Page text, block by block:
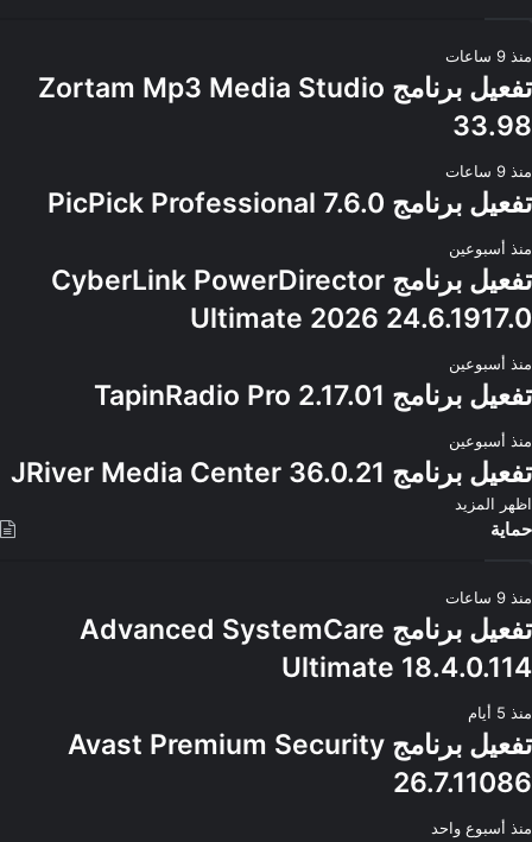
منذ 9 ساعات
تفعيل برنامج Zortam Mp3 Media Studio
33.98
منذ 9 ساعات
تفعيل برنامج PicPick Professional 7.6.0
منذ أسبوعين
تفعيل برنامج CyberLink PowerDirector
Ultimate 2026 24.6.1917.0
منذ أسبوعين
تفعيل برنامج TapinRadio Pro 2.17.01
منذ أسبوعين
تفعيل برنامج JRiver Media Center 36.0.21
اظهر المزيد
حماية
منذ 9 ساعات
تفعيل برنامج Advanced SystemCare
Ultimate 18.4.0.114
منذ 5 أيام
تفعيل برنامج Avast Premium Security
26.7.11086
منذ أسبوع واحد